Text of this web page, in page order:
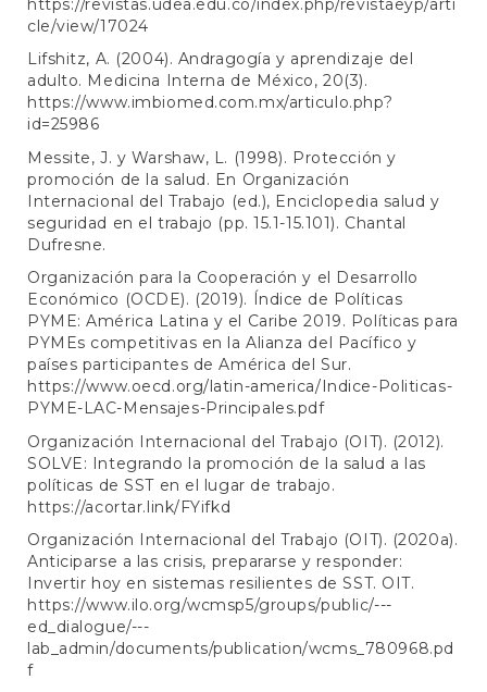
cle/view/17024
Lifshitz, A. (2004). Andragogía y aprendizaje del
adulto. Medicina Interna de México, 20(3).
https://www.imbiomed.com.mx/articulo.php?
id=25986
Messite, J. y Warshaw, L. (1998). Protección y
promoción de la salud. En Organización
Internacional del Trabajo (ed.), Enciclopedia salud y
seguridad en el trabajo (pp. 15.1-15.101). Chantal
Dufresne.
Organización para la Cooperación y el Desarrollo
Económico (OCDE). (2019). Índice de Políticas
PYME: América Latina y el Caribe 2019. Políticas para
PYMEs competitivas en la Alianza del Pacífico y
países participantes de América del Sur.
https://www.oecd.org/latin-america/Indice-Politicas-
PYME-LAC-Mensajes-Principales.pdf
Organización Internacional del Trabajo (OIT). (2012).
SOLVE: Integrando la promoción de la salud a las
políticas de SST en el lugar de trabajo.
https://acortar.link/FYifkd
Organización Internacional del Trabajo (OIT). (2020a).
Anticiparse a las crisis, prepararse y responder:
Invertir hoy en sistemas resilientes de SST. OIT.
https://www.ilo.org/wcmsp5/groups/public/---
ed_dialogue/---
lab_admin/documents/publication/wcms_780968.pd
f